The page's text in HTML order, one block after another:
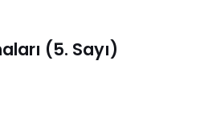
(5. Sayı)